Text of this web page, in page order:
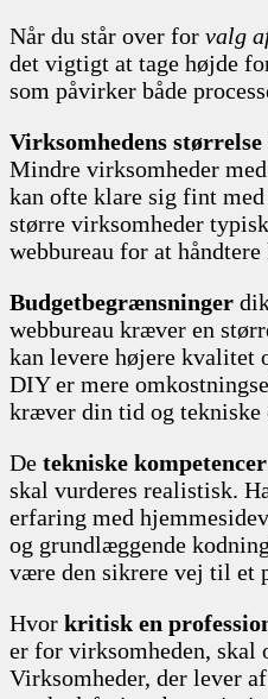
Når du står over for valg
det vigtigt at tage højde
som påvirker både
Virksomhedens størrelse
Mindre virksomheder
kan ofte klare sig fint
større virksomheder
webbureau for at
Budgetbegrænsninger
webbureau kræver en
kan levere højere kvalitet
DIY er mere
kræver din tid og tekniske
De tekniske
skal vurderes realistisk.
erfaring med
og grundlæggende
være den sikrere vej til et
Hvor kritisk en
er for virksomheden, skal
Virksomheder, der lever